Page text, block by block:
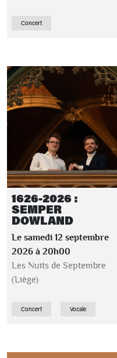
Concert
1626-2026 :
SEMPER
DOWLAND
Le samedi 12 septembre
2026 à 20h00
Les Nuits de Septembre
(Liège)
Concert Vocale